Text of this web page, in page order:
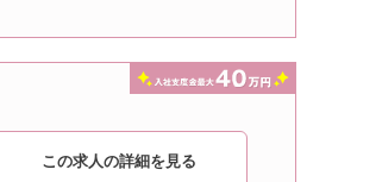
この求人の詳細を見る